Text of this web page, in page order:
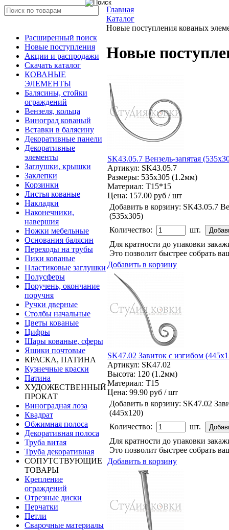
Расширенный поиск
Новые поступления
Акции и распродажи
Скачать каталог
КОВАНЫЕ
ЭЛЕМЕНТЫ
Балясины, стойки
ограждений
Вензеля, кольца
Виноград кованый
Вставки в балясину
Декоративные панели
Декоративные
элементы
Заглушки, крышки
Заклепки
Корзинки
Листья кованые
Накладки
Наконечники,
навершия
Ножки мебельные
Основания балясин
Переходы на трубы
Пики кованые
Пластиковые заглушки
Полусферы
Поручень, окончание
поручня
Ручки дверные
Столбы начальные
Цветы кованые
Цифры
Шары кованые, сферы
Ящики почтовые
КРАСКА, ПАТИНА
Кузнечные краски
Патина
ХУДОЖЕСТВЕННЫЙ
ПРОКАТ
Виноградная лоза
Квадрат
Обжимная полоса
Декоративная полоса
Труба витая
Труба декоративная
СОПУТСТВУЮЩИЕ
ТОВАРЫ
Крепление
ограждений
Отрезные диски
Перчатки
Петли
Сварочные материалы
Главная
Каталог
Новые поступления кованых
Новые
SK43.05.7 Вензель-запятая
Артикул: SK43.05.7
Размеры: 535x305 (1.2мм)
Материал: Т15*15
Цена: 157.00 руб / шт
Добавить в корзину: SK43.05.7
(535х305)
Количество:
шт.
Для кратности до упаковки
Это позволит быстрее собрать
Добавить в корзину
SK47.02 Завиток с изгибом
Артикул: SK47.02
Высота: 120 (1.2мм)
Материал: Т15
Цена: 99.90 руб / шт
Добавить в корзину: SK47.02
(445х120)
Количество:
шт.
Для кратности до упаковки
Это позволит быстрее собрать
Добавить в корзину